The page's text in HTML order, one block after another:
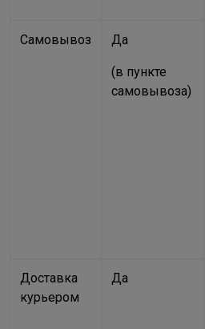
Самовывоз Да
(в пункте
самовывоза)
Доставка
курьером
Да